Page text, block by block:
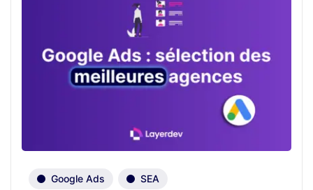
Google Ads SEA